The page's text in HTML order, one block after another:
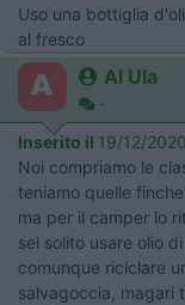
Uso una bottiglia
al fresco
Al Ula
-
Inserito il 19/12/2020
Noi compriamo le
teniamo quelle
ma per il camper lo
sei solito usare olio
comunque riciclare
salvagoccia, magari